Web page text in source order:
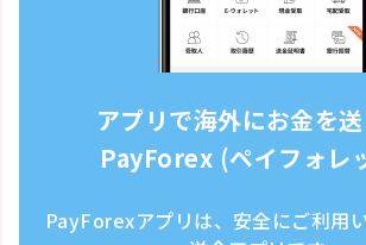
アプリで海外にお金を
PayForex (ペイフォレ
PayForexアプリは、安全にご利用